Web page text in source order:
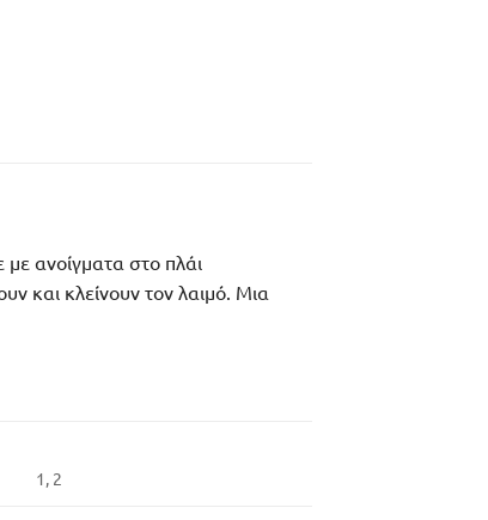
ανοίγματα στο πλάι
και κλείνουν τον λαιμό. Μια
1, 2